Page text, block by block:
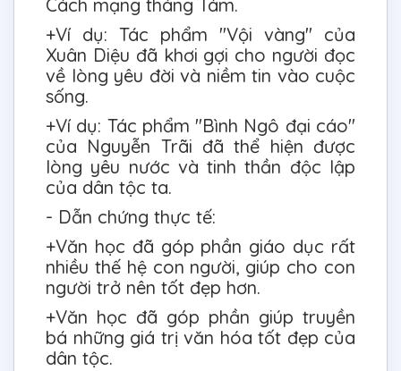
Cách mạng tháng Tám.
+Ví dụ: Tác phẩm "Vội vàng" của
Xuân Diệu đã khơi gợi cho người đọc
về lòng yêu đời và niềm tin vào cuộc
sống.
+Ví dụ: Tác phẩm "Bình Ngô đại cáo"
của Nguyễn Trãi đã thể hiện được
lòng yêu nước và tinh thần độc lập
của dân tộc ta.
- Dẫn chứng thực tế:
+Văn học đã góp phần giáo dục rất
nhiều thế hệ con người, giúp cho con
người trở nên tốt đẹp hơn.
+Văn học đã góp phần giúp truyền
bá những giá trị văn hóa tốt đẹp của
dân tộc.